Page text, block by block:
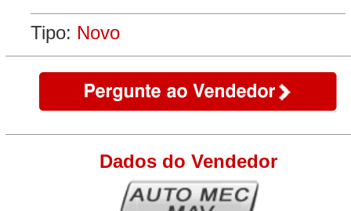
Tipo: Novo
Dados do Vendedor